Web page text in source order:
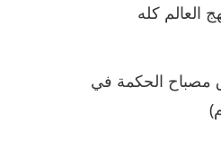
العالم كله
مصباح الحكمة في